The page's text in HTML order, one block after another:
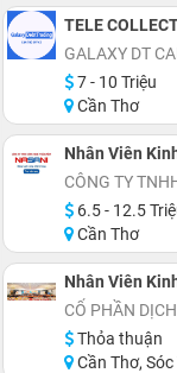
TELE
GALAXY DT
7 - 10 Triệu
Cần Thơ
Nhân Viên
CÔNG TY
6.5 - 12.5
Cần Thơ
Nhân Viên
CỔ PHẦN
Thỏa thuận
Cần Thơ, Sóc